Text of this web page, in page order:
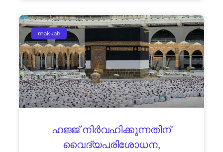
makkah
ഹജ്ജ് നിർവഹിക്കുന്നതിന്
വൈദ്യപരിശോധന,